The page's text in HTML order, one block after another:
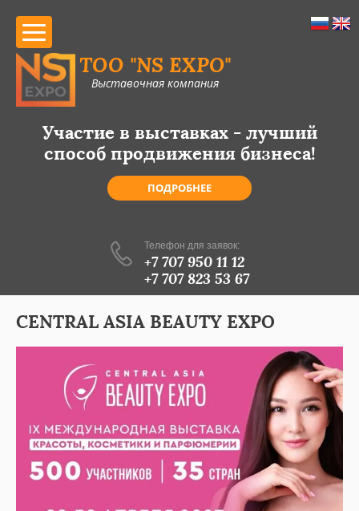
Участие в выставках - лучший
способ продвижения бизнеса!
ПОДРОБНЕЕ
ТОО "NS EXPO"
Выставочная компания
Телефон для заявок:
+7 707 950 11 12
+7 707 823 53 67
CENTRAL ASIA BEAUTY EXPO